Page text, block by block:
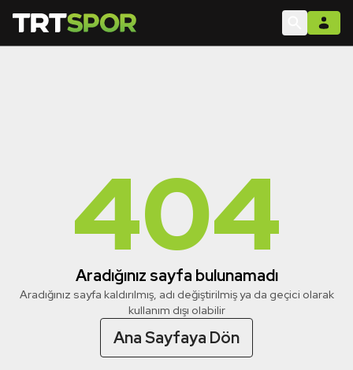
404
Aradığınız sayfa bulunamadı
Aradığınız sayfa kaldırılmış, adı değiştirilmiş ya da geçici olarak
kullanım dışı olabilir
Ana Sayfaya Dön